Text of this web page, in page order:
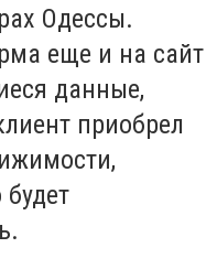
Одессы.
еще и на сайт
данные,
приобрел